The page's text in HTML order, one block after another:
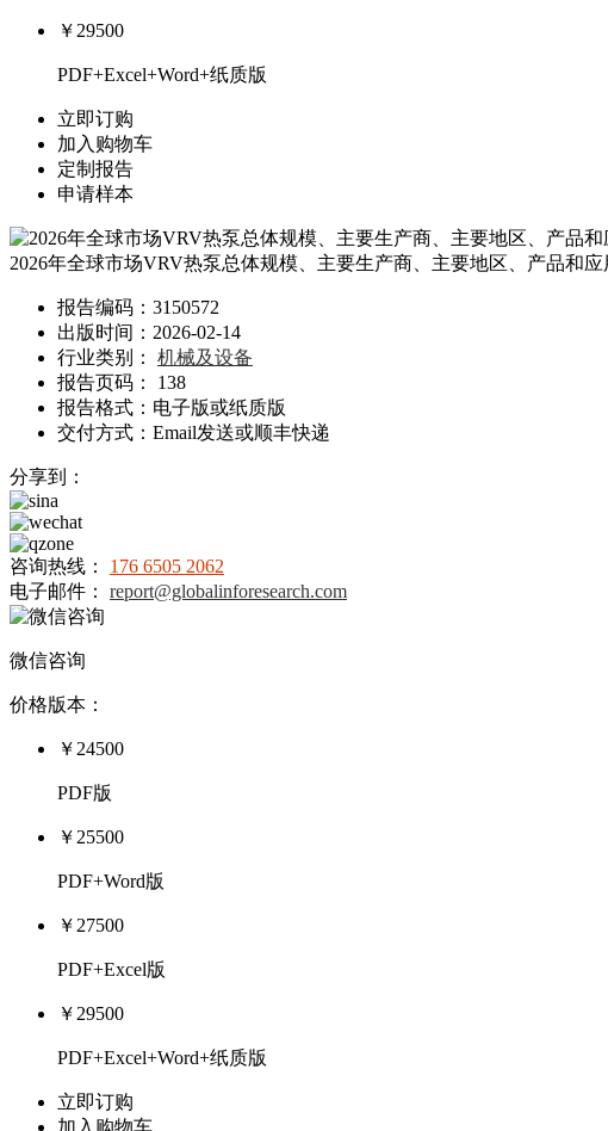
￥29500
PDF+Excel+Word+纸质版
立即订购
加入购物车
定制报告
申请样本
2026年全球市场VRV热泵总体规模、主要生产商、主要地区、产品和
报告编码：3150572
出版时间：2026-02-14
行业类别： 机械及设备
报告页码： 138
报告格式：电子版或纸质版
交付方式：Email发送或顺丰快递
分享到：
咨询热线： 176 6505 2062
电子邮件： report@globalinforesearch.com
微信咨询
价格版本：
￥24500
PDF版
￥25500
PDF+Word版
￥27500
PDF+Excel版
￥29500
PDF+Excel+Word+纸质版
立即订购
加入购物车